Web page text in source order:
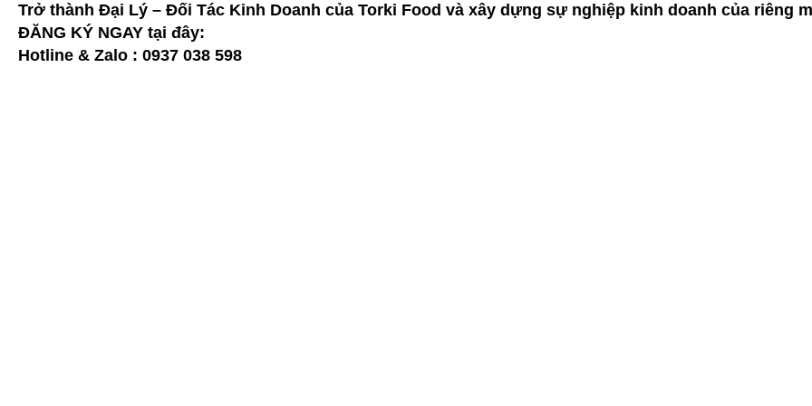
Trở thành Đại Lý – Đối Tác Kinh Doanh của Torki Food và xây dựng sự nghiệp kinh doanh của riêng
ĐĂNG KÝ NGAY tại đây:
Hotline & Zalo : 0937 038 598